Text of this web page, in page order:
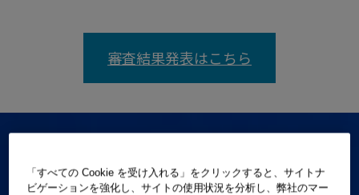
審査結果発表はこちら
「すべての Cookie を受け入れる」をクリックすると、サイトナ
ビゲーションを強化し、サイトの使用状況を分析し、弊社のマー